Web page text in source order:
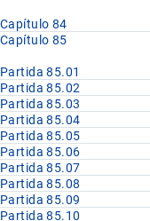
Capítulo 84
Capítulo 85
Partida 85.01
Partida 85.02
Partida 85.03
Partida 85.04
Partida 85.05
Partida 85.06
Partida 85.07
Partida 85.08
Partida 85.09
Partida 85.10